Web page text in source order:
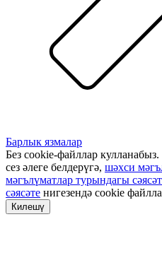
Барлык язмалар
Без cookie-файллар
сез әлеге белдерүгә, шәхси
мәгълүматлар турындагы
сәясәте нигезендә cookie
Килешү